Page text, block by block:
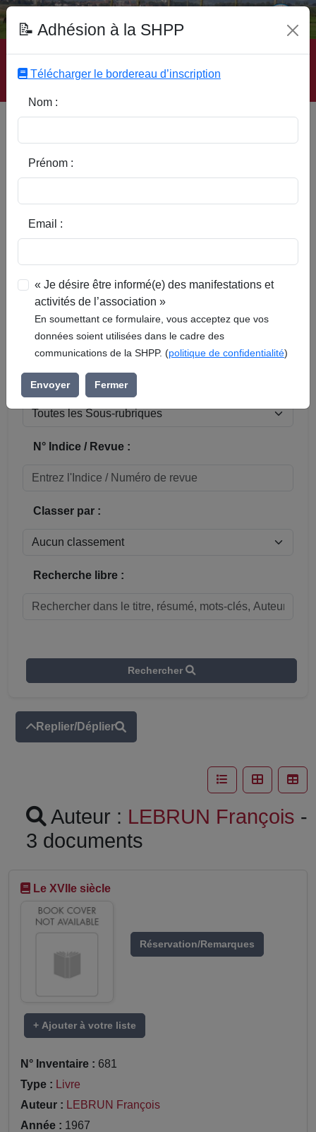
Accueil | Site SHPP | Auteurs | Editeurs | Rubriques |
Sous-Rubriques | Mots-Clefs | Contact
Réinitialiser
Sous-rubrique / Commune :
N° Indice / Revue :
Classer par :
Recherche libre :
Rechercher
Replier/Déplier
Auteur : LEBRUN François -
3 documents
Le XVIIe siècle
Réservation/Remarques
+ Ajouter à votre liste
N° Inventaire : 681
Type : Livre
Auteur : LEBRUN François
Année : 1967
📝 Adhésion à la SHPP
Télécharger le bordereau d’inscription
Nom :
Prénom :
Email :
« Je désire être informé(e) des manifestations et
activités de l’association »
En soumettant ce formulaire, vous acceptez que vos
données soient utilisées dans le cadre des
communications de la SHPP. (politique de confidentialité)
Envoyer Fermer